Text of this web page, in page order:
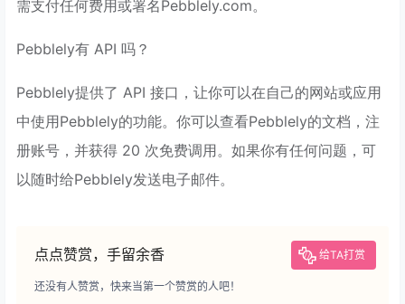
需支付任何费用或署名Pebblely.com。
Pebblely有 API 吗？
Pebblely提供了 API 接口，让你可以在自己的网站或应用
中使用Pebblely的功能。你可以查看Pebblely的文档，注
册账号，并获得 20 次免费调用。如果你有任何问题，可
以随时给Pebblely发送电子邮件。
点点赞赏，手留余香 给TA打赏
还没有人赞赏，快来当第一个赞赏的人吧！